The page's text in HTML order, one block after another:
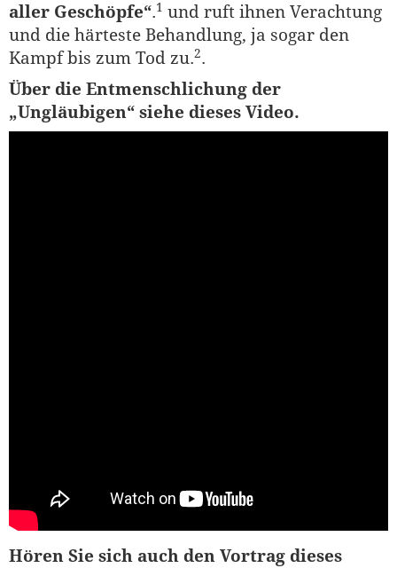
aller Geschöpfe“.1 und ruft ihnen Verachtung
und die härteste Behandlung, ja sogar den
Kampf bis zum Tod zu.2.
Über die Entmenschlichung der
„Ungläubigen“ siehe dieses Video.
Hören Sie sich auch den Vortrag dieses